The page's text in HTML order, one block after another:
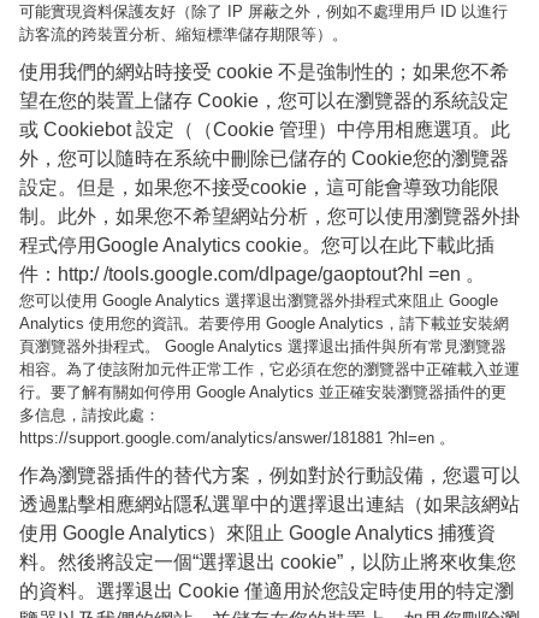
可能實現資料保護友好（除了 IP 屏蔽之外，例如不處理用戶 ID 以進行
訪客流的跨裝置分析、縮短標準儲存期限等）。
使用我們的網站時接受 cookie 不是強制性的；如果您不希
望在您的裝置上儲存 Cookie，您可以在瀏覽器的系統設定
或 Cookiebot 設定（（Cookie 管理）中停用相應選項。此
外，您可以隨時在系統中刪除已儲存的 Cookie您的瀏覽器
設定。但是，如果您不接受cookie，這可能會導致功能限
制。此外，如果您不希望網站分析，您可以使用瀏覽器外掛
程式停用Google Analytics cookie。您可以在此下載此插
件：http:/ /tools.google.com/dlpage/gaoptout?hl =en 。
您可以使用 Google Analytics 選擇退出瀏覽器外掛程式來阻止 Google
Analytics 使用您的資訊。若要停用 Google Analytics，請下載並安裝網
頁瀏覽器外掛程式。 Google Analytics 選擇退出插件與所有常見瀏覽器
相容。為了使該附加元件正常工作，它必須在您的瀏覽器中正確載入並運
行。要了解有關如何停用 Google Analytics 並正確安裝瀏覽器插件的更
多信息，請按此處：
https://support.google.com/analytics/answer/181881 ?hl=en 。
作為瀏覽器插件的替代方案，例如對於行動設備，您還可以
透過點擊相應網站隱私選單中的選擇退出連結（如果該網站
使用 Google Analytics）來阻止 Google Analytics 捕獲資
料。然後將設定一個“選擇退出 cookie”，以防止將來收集您
的資料。選擇退出 Cookie 僅適用於您設定時使用的特定瀏